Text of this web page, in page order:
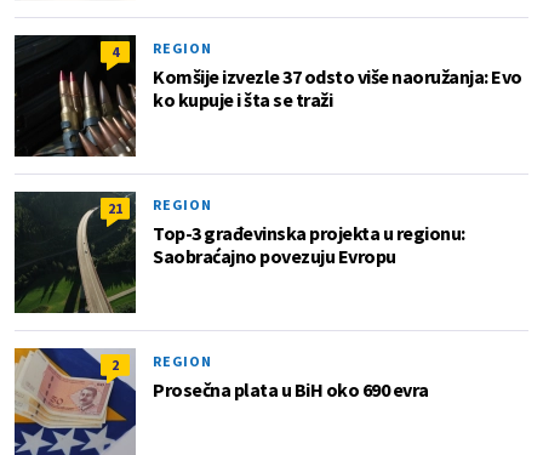
4 REGION
Komšije izvezle 37 odsto više naoružanja: Evo
ko kupuje i šta se traži
21 REGION
Top-3 građevinska projekta u regionu:
Saobraćajno povezuju Evropu
2 REGION
Prosečna plata u BiH oko 690 evra